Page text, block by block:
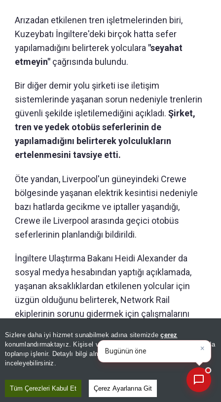
Sizlere daha iyi hizmet sunabilmek adına sitemizdeçerez
konumlandırmaktayız. Kişisel verileriniz, KVKK ve GDPR kapsamında
toplanıp işlenir. Detaylı bilgi almak içinAydınlatma Metnimizi
inceleyebilirsiniz.
Tüm Çerezleri Kabul Et Çerez Ayarlarına Git
Arızadan etkilenen tren işletmelerinden biri,
Kuzeybatı İngiltere'deki birçok hatta sefer
yapılamadığını belirterek yolculara "seyahat
etmeyin" çağrısında bulundu.
Bir diğer demir yolu şirketi ise iletişim
sistemlerinde yaşanan sorun nedeniyle trenlerin
güvenli şekilde işletilemediğini açıkladı. Şirket,
tren ve yedek otobüs seferlerinin de
yapılamadığını belirterek yolculukların
ertelenmesini tavsiye etti.
Öte yandan, Liverpool'un güneyindeki Crewe
bölgesinde yaşanan elektrik kesintisi nedeniyle
bazı hatlarda gecikme ve iptaller yaşandığı,
Crewe ile Liverpool arasında geçici otobüs
seferlerinin planlandığı bildirildi.
İngiltere Ulaştırma Bakanı Heidi Alexander da
sosyal medya hesabından yaptığı açıklamada,
yaşanan aksaklıklardan etkilenen yolcular için
üzgün olduğunu belirterek, Network Rail
ekiplerinin sorunu gidermek için çalışmalarını
ettiğini ifade etti.
×
Bugünün öne çıkan manşetleri
ve gelişmeleri neler?